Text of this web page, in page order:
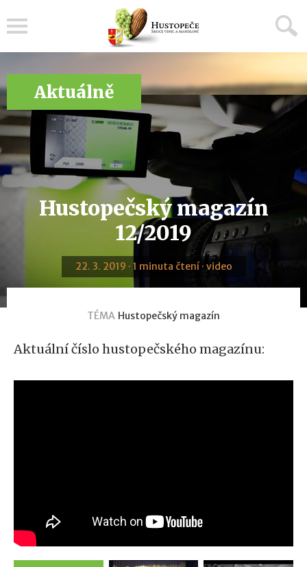
Aktuálně
Hustopečský magazín
12/2019
22. 3. 2019 · 1 minuta čtení · video
TÉMA Hustopečský magazín
Aktuální číslo hustopečského magazínu: